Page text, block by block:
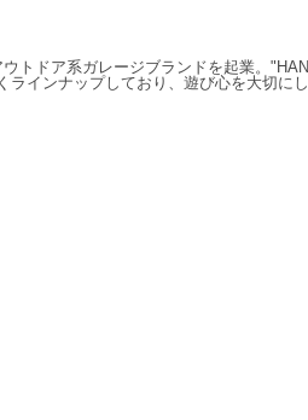
ウトドア系ガレージブランドを起業。
ラインナップしており、遊び心を大切に